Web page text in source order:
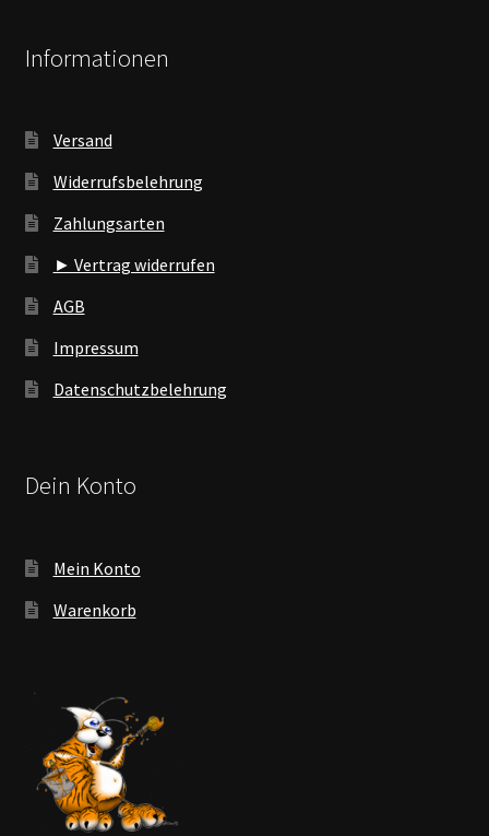
Informationen
Versand
Widerrufsbelehrung
Zahlungsarten
► Vertrag widerrufen
AGB
Impressum
Datenschutzbelehrung
Dein Konto
Mein Konto
Warenkorb